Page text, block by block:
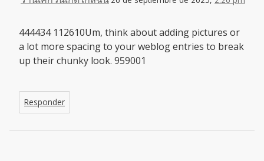
444434 112610Um, think about adding pictures or
a lot more spacing to your weblog entries to break
up their chunky look. 959001
Responder